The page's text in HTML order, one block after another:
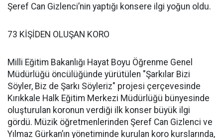
Şeref Can Gizlenci’nin yaptığı konsere ilgi yoğun oldu.
73 KİŞİDEN OLUŞAN KORO
Milli Eğitim Bakanlığı Hayat Boyu Öğrenme Genel
Müdürlüğü öncülüğünde yürütülen "Şarkılar Bizi
Söyler, Biz de Şarkı Söyleriz" projesi çerçevesinde
Kırıkkale Halk Eğitim Merkezi Müdürlüğü bünyesinde
oluşturulan koronun verdiği ilk konser büyük ilgi
gördü. Müzik öğretmenlerinden Şeref Can Gizlenci ve
Yılmaz Gürkan’ın yönetiminde kurulan koro kurslarında,